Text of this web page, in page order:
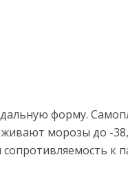
форму.
морозы до -
сопротивляемость к